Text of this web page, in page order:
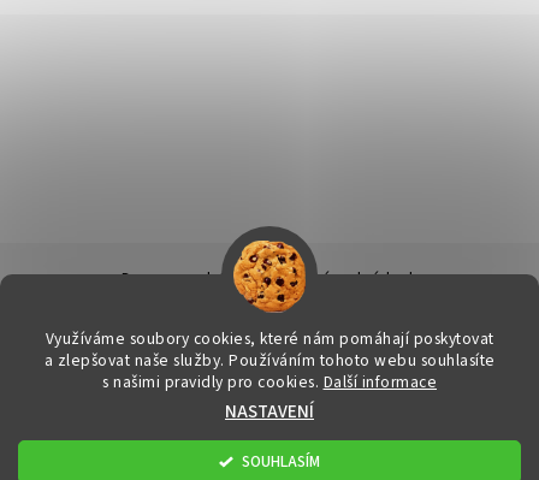
Doprava a platba | Obchodní podmínky |
| Info k nákupu & reklamační řád
Kontakty
2026 © FitStore.cz - Váš eshop s doplňky stravy, všechna práva
Upravit nastavení cookies
Vytvořil Shoptet
Využíváme soubory cookies, které nám pomáhají poskytovat
a zlepšovat naše služby. Používáním tohoto webu souhlasíte
s našimi pravidly pro cookies. Další informace
NASTAVENÍ
SOUHLASÍM